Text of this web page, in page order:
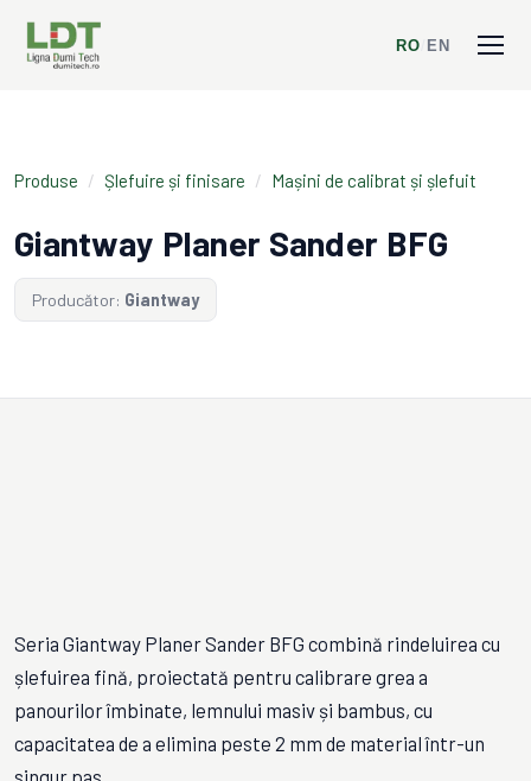
RO EN
Produse / Șlefuire și finisare / Mașini de calibrat și șlefuit
Giantway Planer Sander BFG
Producător: Giantway
Seria Giantway Planer Sander BFG combină rindeluirea cu
șlefuirea fină, proiectată pentru calibrare grea a
panourilor îmbinate, lemnului masiv și bambus, cu
capacitatea de a elimina peste 2 mm de material într-un
singur pas.